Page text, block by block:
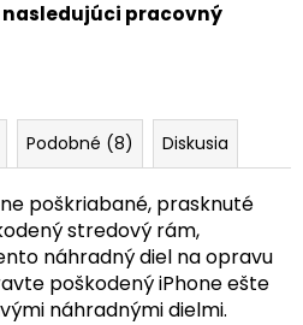
nasledujúci pracovný
Podobné (8) Diskusia
poškriabané, prasknuté
stredový rám,
náhradný diel na opravu
poškodený iPhone ešte
náhradnými dielmi.